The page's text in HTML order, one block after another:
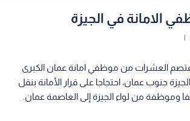
الامانة في الجيزة
|
اعتصم العشرات من موظفي امانة عمان الكبرى
جنوب عمان، احتجاجا على قرار الأمانة بنقل